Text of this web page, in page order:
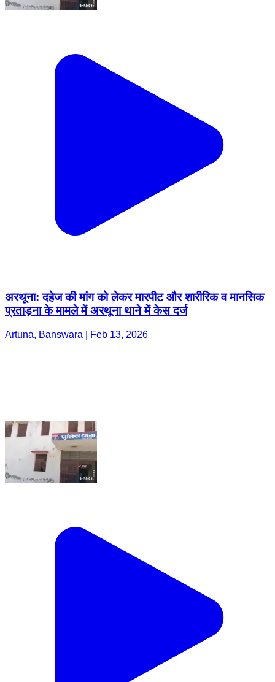
अरथूना: दहेज की मांग को लेकर मारपीट और शारीरिक व मानसिक
प्रताड़ना के मामले में अरथूना थाने में केस दर्ज
Artuna, Banswara | Feb 13, 2026